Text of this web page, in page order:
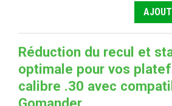
Réduction du recul et
optimale pour vos
calibre .30 avec
Gomander.